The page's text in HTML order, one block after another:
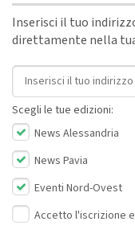
Inserisci il tuo
direttamente nella
Indirizzo email
Scegli le tue edizioni:
News Alessandria
News Pavia
Eventi Nord-Ovest
Accetto l'iscrizione